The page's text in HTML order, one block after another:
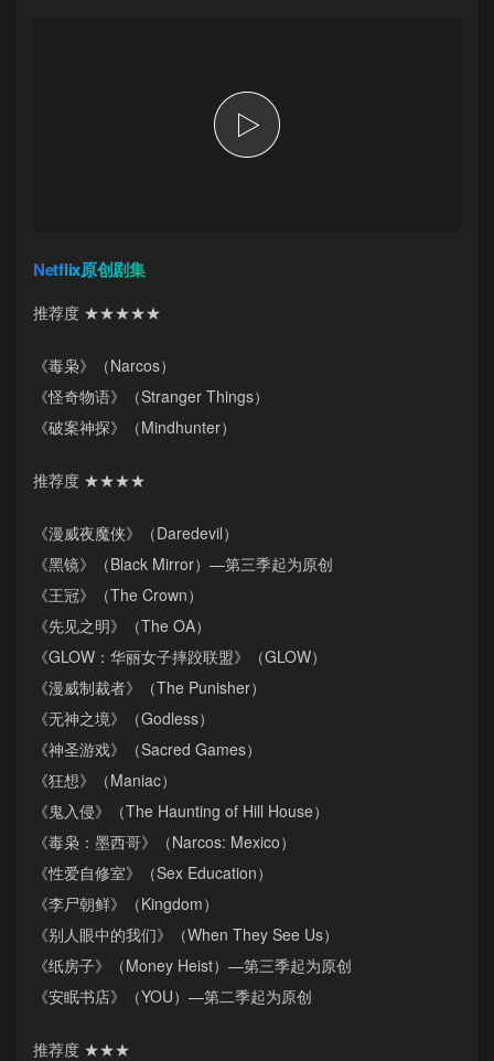
Netflix原创剧集
推荐度 ★★★★★
《毒枭》（Narcos）
《怪奇物语》（Stranger Things）
《破案神探》（Mindhunter）
推荐度 ★★★★
《漫威夜魔侠》（Daredevil）
《黑镜》（Black Mirror）—第三季起为原创
《王冠》（The Crown）
《先见之明》（The OA）
《GLOW：华丽女子摔跤联盟》（GLOW）
《漫威制裁者》（The Punisher）
《无神之境》（Godless）
《神圣游戏》（Sacred Games）
《狂想》（Maniac）
《鬼入侵》（The Haunting of Hill House）
《毒枭：墨西哥》（Narcos: Mexico）
《性爱自修室》（Sex Education）
《李尸朝鲜》（Kingdom）
《别人眼中的我们》（When They See Us）
《纸房子》（Money Heist）—第三季起为原创
《安眠书店》（YOU）—第二季起为原创
推荐度 ★★★